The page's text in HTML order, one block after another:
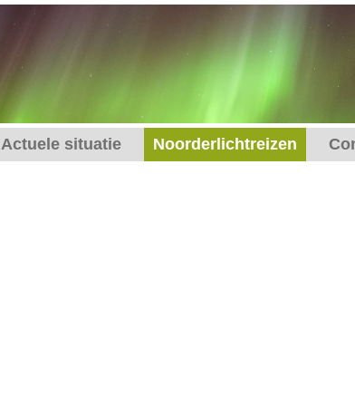
Actuele situatie Noorderlichtreizen